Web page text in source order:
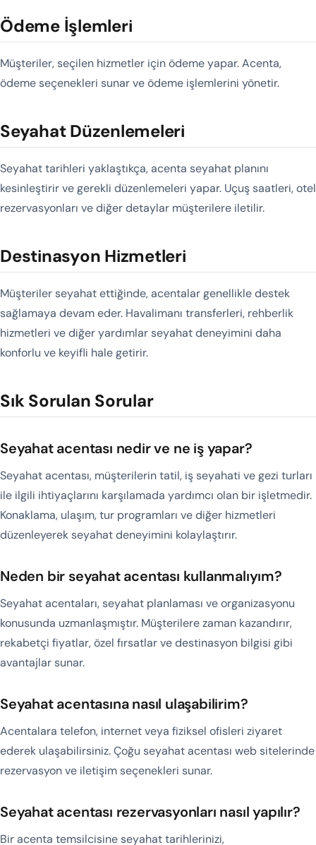
Ödeme İşlemleri
Müşteriler, seçilen hizmetler için ödeme yapar. Acenta,
ödeme seçenekleri sunar ve ödeme işlemlerini yönetir.
Seyahat Düzenlemeleri
Seyahat tarihleri yaklaştıkça, acenta seyahat planını
kesinleştirir ve gerekli düzenlemeleri yapar. Uçuş saatleri, otel
rezervasyonları ve diğer detaylar müşterilere iletilir.
Destinasyon Hizmetleri
Müşteriler seyahat ettiğinde, acentalar genellikle destek
sağlamaya devam eder. Havalimanı transferleri, rehberlik
hizmetleri ve diğer yardımlar seyahat deneyimini daha
konforlu ve keyifli hale getirir.
Sık Sorulan Sorular
Seyahat acentası nedir ve ne iş yapar?
Seyahat acentası, müşterilerin tatil, iş seyahati ve gezi turları
ile ilgili ihtiyaçlarını karşılamada yardımcı olan bir işletmedir.
Konaklama, ulaşım, tur programları ve diğer hizmetleri
düzenleyerek seyahat deneyimini kolaylaştırır.
Neden bir seyahat acentası kullanmalıyım?
Seyahat acentaları, seyahat planlaması ve organizasyonu
konusunda uzmanlaşmıştır. Müşterilere zaman kazandırır,
rekabetçi fiyatlar, özel fırsatlar ve destinasyon bilgisi gibi
avantajlar sunar.
Seyahat acentasına nasıl ulaşabilirim?
Acentalara telefon, internet veya fiziksel ofisleri ziyaret
ederek ulaşabilirsiniz. Çoğu seyahat acentası web sitelerinde
rezervasyon ve iletişim seçenekleri sunar.
Seyahat acentası rezervasyonları nasıl yapılır?
Bir acenta temsilcisine seyahat tarihlerinizi,